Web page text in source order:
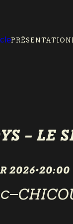
PRÉSENTATION
– LE
2026•20:00